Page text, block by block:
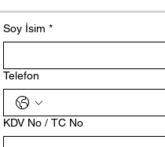
Soy İsim *
Telefon
KDV No / TC No